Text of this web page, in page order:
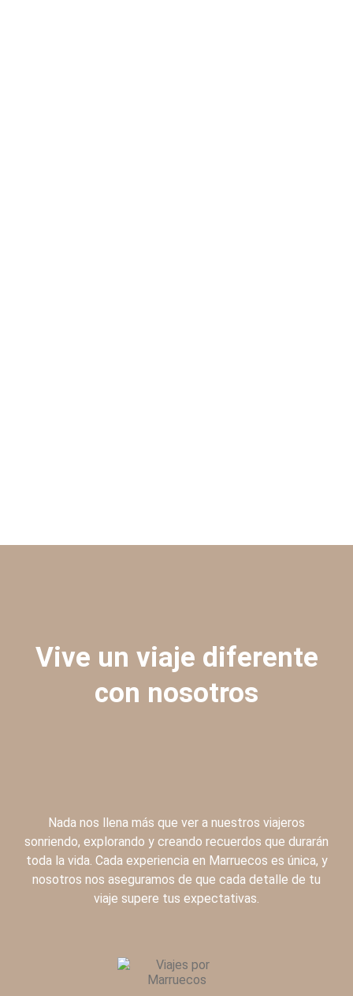
Vive un viaje diferente
con nosotros
Nada nos llena más que ver a nuestros viajeros
sonriendo, explorando y creando recuerdos que durarán
toda la vida. Cada experiencia en Marruecos es única, y
nosotros nos aseguramos de que cada detalle de tu
viaje supere tus expectativas.